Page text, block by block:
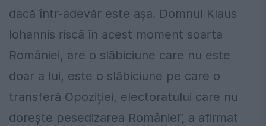
dacă într-adevăr este așa. Domnul Klaus
Iohannis riscă în acest moment soarta
României, are o slăbiciune care nu este
doar a lui, este o slăbiciune pe care o
transferă Opoziției, electoratului care nu
dorește pesedizarea României”, a afirmat